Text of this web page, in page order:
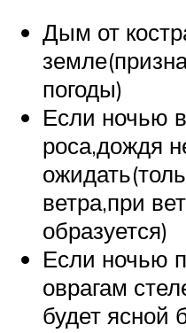
Дым от
погоды)
Если ночью
роса,дождя
ветра,при
образуется)
Если ночью
оврагам
будет ясной